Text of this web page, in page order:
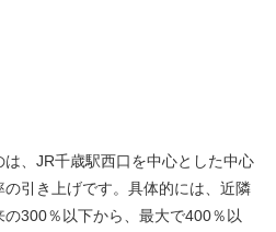
、JR千歳駅西口を中心とした中心
引き上げです。具体的には、近隣
300％以下から、最大で400％以